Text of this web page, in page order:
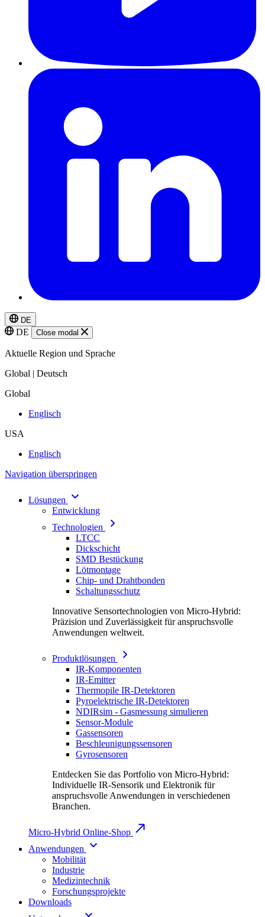
DE
DE Close modal
Aktuelle Region und Sprache
Global | Deutsch
Global
Englisch
USA
Englisch
Navigation überspringen
Lösungen
Entwicklung
Technologien
LTCC
Dickschicht
SMD Bestückung
Lötmontage
Chip- und Drahtbonden
Schaltungsschutz
Innovative Sensortechnologien von Micro-Hybrid:
Präzision und Zuverlässigkeit für anspruchsvolle
Anwendungen weltweit.
Produktlösungen
IR-Komponenten
IR-Emitter
Thermopile IR-Detektoren
Pyroelektrische IR-Detektoren
NDIRsim - Gasmessung simulieren
Sensor-Module
Gassensoren
Beschleunigungssensoren
Gyrosensoren
Entdecken Sie das Portfolio von Micro-Hybrid:
Individuelle IR-Sensorik und Elektronik für
anspruchsvolle Anwendungen in verschiedenen
Branchen.
Micro-Hybrid Online-Shop
Anwendungen
Mobilität
Industrie
Medizintechnik
Forschungsprojekte
Downloads